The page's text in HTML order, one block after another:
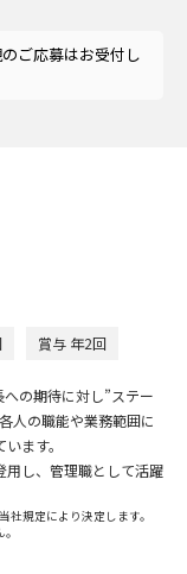
ご応募はお受付し
賞与 年2回
の期待に対し”ステー
人の職能や業務範囲に
ます。
用し、管理職として活躍
規定により決定します。